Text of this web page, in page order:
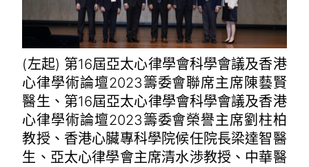
(左起) 第16屆亞太心律學會科學會議及香港
心律學術論壇2023籌委會聯席主席陳藝賢
醫生、第16屆亞太心律學會科學會議及香港
心律學術論壇2023籌委會榮譽主席劉柱柏
教授、香港心臟專科學院候任院長梁達智醫
生、亞太心律學會主席清水渉教授、中華醫